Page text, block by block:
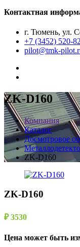
Контактная
г. Тюмень, ул.
+7 (3452) 520-
pilot@tmk-
ZK-D160
Компания
Каталог
Досмотровое
ZK-D160
ZK-D160
₽ 3530
Цена может быть